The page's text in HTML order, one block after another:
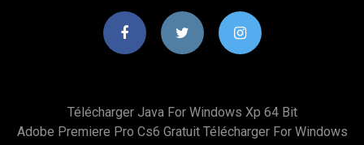
Télécharger Java For Windows Xp 64 Bit
Adobe Premiere Pro Cs6 Gratuit Télécharger For Windows